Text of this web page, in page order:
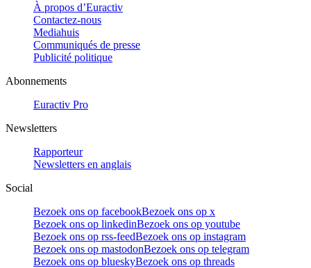
À propos d’Euractiv
Contactez-nous
Mediahuis
Communiqués de presse
Publicité politique
Abonnements
Euractiv Pro
Newsletters
Rapporteur
Newsletters en anglais
Social
Bezoek ons op facebookBezoek ons op x
Bezoek ons op linkedinBezoek ons op youtube
Bezoek ons op rss-feedBezoek ons op instagram
Bezoek ons op mastodonBezoek ons op telegram
Bezoek ons op blueskyBezoek ons op threads